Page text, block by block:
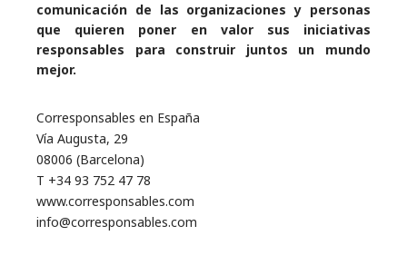
comunicación de las organizaciones y personas
que quieren poner en valor sus iniciativas
responsables para construir juntos un mundo
mejor.
Corresponsables en España
Vía Augusta, 29
08006 (Barcelona)
T +34 93 752 47 78
www.corresponsables.com
info@corresponsables.com